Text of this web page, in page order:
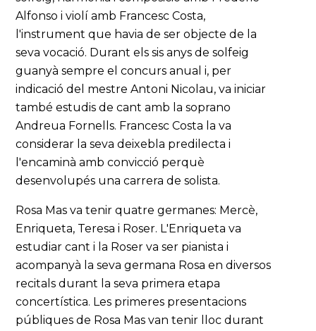
Alfonso i violí amb Francesc Costa,
l'instrument que havia de ser objecte de la
seva vocació. Durant els sis anys de solfeig
guanyà sempre el concurs anual i, per
indicació del mestre Antoni Nicolau, va iniciar
també estudis de cant amb la soprano
Andreua Fornells. Francesc Costa la va
considerar la seva deixebla predilecta i
l'encaminà amb convicció perquè
desenvolupés una carrera de solista.
Rosa Mas va tenir quatre germanes: Mercè,
Enriqueta, Teresa i Roser. L'Enriqueta va
estudiar cant i la Roser va ser pianista i
acompanyà la seva germana Rosa en diversos
recitals durant la seva primera etapa
concertística. Les primeres presentacions
públiques de Rosa Mas van tenir lloc durant